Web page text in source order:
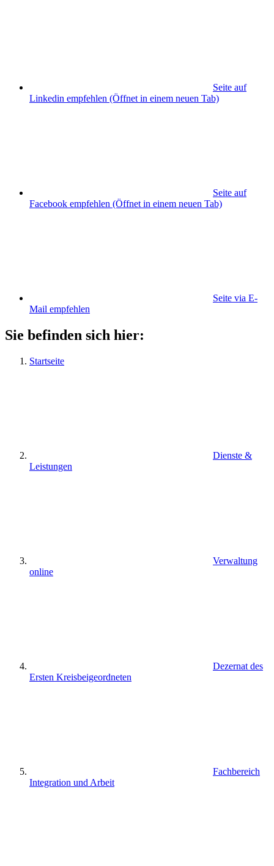
Seite auf
Linkedin empfehlen (Öffnet in einem neuen Tab)
Seite auf
Facebook empfehlen (Öffnet in einem neuen Tab)
Seite via E-
Mail empfehlen
Sie befinden sich hier:
Startseite
Dienste &
Leistungen
Verwaltung
online
Dezernat des
Ersten Kreisbeigeordneten
Fachbereich
Integration und Arbeit